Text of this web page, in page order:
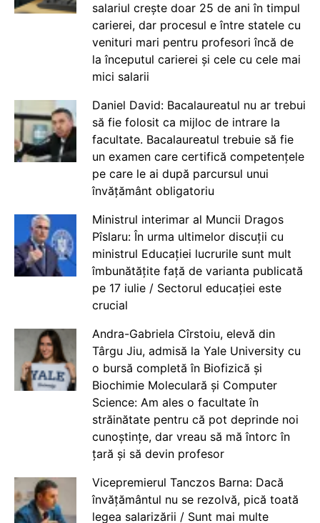
salariul crește doar 25 de ani în timpul
carierei, dar procesul e între statele cu
venituri mari pentru profesori încă de
la începutul carierei și cele cu cele mai
mici salarii
Daniel David: Bacalaureatul nu ar trebui
să fie folosit ca mijloc de intrare la
facultate. Bacalaureatul trebuie să fie
un examen care certifică competențele
pe care le ai după parcursul unui
învățământ obligatoriu
Ministrul interimar al Muncii Dragos
Pîslaru: În urma ultimelor discuții cu
ministrul Educației lucrurile sunt mult
îmbunătățite față de varianta publicată
pe 17 iulie / Sectorul educației este
crucial
Andra-Gabriela Cîrstoiu, elevă din
Târgu Jiu, admisă la Yale University cu
o bursă completă în Biofizică și
Biochimie Moleculară și Computer
Science: Am ales o facultate în
străinătate pentru că pot deprinde noi
cunoștințe, dar vreau să mă întorc în
țară și să devin profesor
Vicepremierul Tanczos Barna: Dacă
învățământul nu se rezolvă, pică toată
legea salarizării / Sunt mai multe